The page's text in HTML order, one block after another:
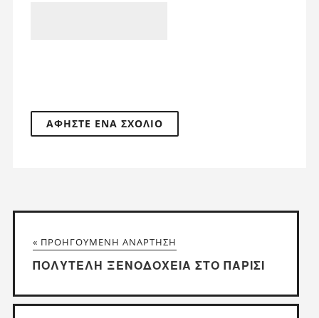
« ΠΡΟΗΓΟΎΜΕΝΗ ΑΝΆΡΤΗΣΗ
ΠΟΛΥΤΕΛΉ ΞΕΝΟΔΟΧΕΊΑ ΣΤΟ ΠΑΡΊΣΙ